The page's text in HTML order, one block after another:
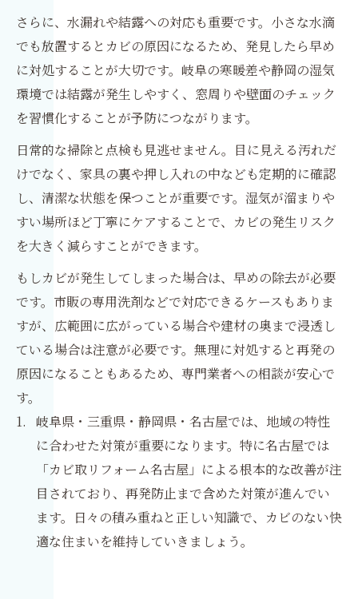
さらに、水漏れや結露への対応も重要です。小さな水滴
でも放置するとカビの原因になるため、発見したら早め
に対処することが大切です。岐阜の寒暖差や静岡の湿気
環境では結露が発生しやすく、窓周りや壁面のチェック
を習慣化することが予防につながります。
日常的な掃除と点検も見逃せません。目に見える汚れだ
けでなく、家具の裏や押し入れの中なども定期的に確認
し、清潔な状態を保つことが重要です。湿気が溜まりや
すい場所ほど丁寧にケアすることで、カビの発生リスク
を大きく減らすことができます。
もしカビが発生してしまった場合は、早めの除去が必要
です。市販の専用洗剤などで対応できるケースもありま
すが、広範囲に広がっている場合や建材の奥まで浸透し
ている場合は注意が必要です。無理に対処すると再発の
原因になることもあるため、専門業者への相談が安心で
す。
岐阜県・三重県・静岡県・名古屋では、地域の特性
に合わせた対策が重要になります。特に名古屋では
「カビ取リフォーム名古屋」による根本的な改善が注
目されており、再発防止まで含めた対策が進んでい
ます。日々の積み重ねと正しい知識で、カビのない快
適な住まいを維持していきましょう。